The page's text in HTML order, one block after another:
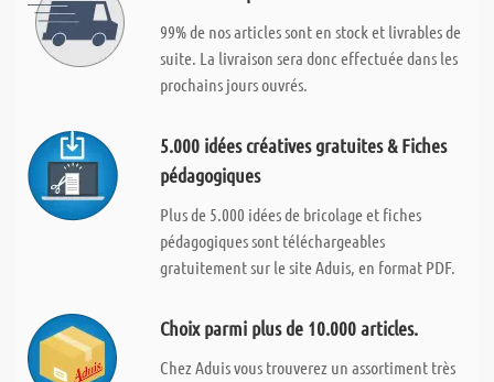
99% de nos articles sont en stock et livrables de
suite. La livraison sera donc effectuée dans les
prochains jours ouvrés.
5.000 idées créatives gratuites & Fiches
pédagogiques
Plus de 5.000 idées de bricolage et fiches
pédagogiques sont téléchargeables
gratuitement sur le site Aduis, en format PDF.
Choix parmi plus de 10.000 articles.
Chez Aduis vous trouverez un assortiment très